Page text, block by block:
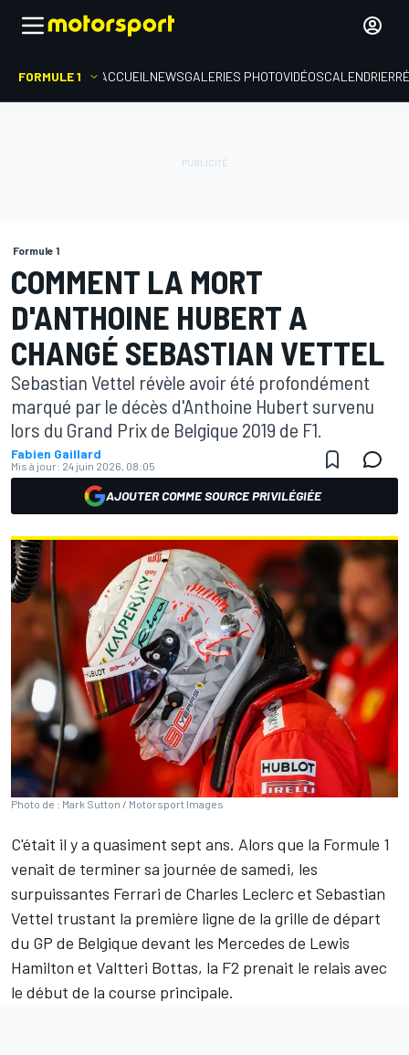
FORMULE 1 ACCUEIL NEWSGALERIES PHOTOVIDÉOSCALENDRIER
Formule 1
COMMENT LA MORT
D'ANTHOINE HUBERT A
CHANGÉ SEBASTIAN VETTEL
Sebastian Vettel révèle avoir été profondément
marqué par le décès d'Anthoine Hubert survenu
lors du Grand Prix de Belgique 2019 de F1.
Fabien Gaillard
Mis à jour: 24 juin 2026, 08:05
AJOUTER COMME SOURCE PRIVILÉGIÉE
Photo de : Mark Sutton / Motorsport Images
C'était il y a quasiment sept ans. Alors que la Formule 1
venait de terminer sa journée de samedi, les
surpuissantes Ferrari de Charles Leclerc et Sebastian
Vettel trustant la première ligne de la grille de départ
du GP de Belgique devant les Mercedes de Lewis
Hamilton et Valtteri Bottas, la F2 prenait le relais avec
le début de la course principale.